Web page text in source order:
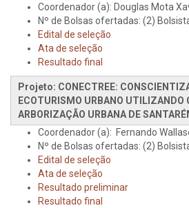
Coordenador (a): Douglas Mota
Nº de Bolsas ofertadas: (2)
Edital de seleção
Ata de seleção
Resultado final
Projeto: CONECTREE:
ECOTURISMO URBANO UTILIZANDO
ARBORIZAÇÃO URBANA DE
Coordenador (a): Fernando
Nº de Bolsas ofertadas: (2)
Edital de seleção
Ata de seleção
Resultado preliminar
Resultado final